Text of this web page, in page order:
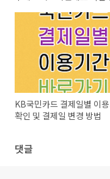
KB국민카드 결제일별 이
확인 및 결제일 변경 방법
댓글